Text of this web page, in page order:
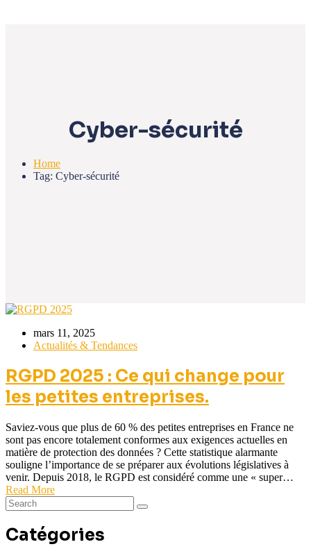
Cyber-sécurité
Home
Tag: Cyber-sécurité
mars 11, 2025
Actualités & Tendances
RGPD 2025 : Ce qui change pour
les petites entreprises.
Saviez-vous que plus de 60 % des petites entreprises en France ne
sont pas encore totalement conformes aux exigences actuelles en
matière de protection des données ? Cette statistique alarmante
souligne l’importance de se préparer aux évolutions législatives à
venir. Depuis 2018, le RGPD est considéré comme une « super…
Read More
Catégories